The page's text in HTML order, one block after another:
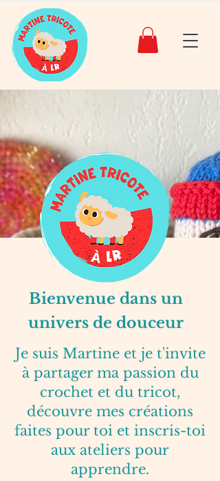
Bienvenue dans un
univers de douceur
Je suis Martine et je t'invite
à partager ma passion du
crochet et du tricot,
découvre mes créations
faites pour toi et inscris-toi
aux ateliers pour
apprendre.